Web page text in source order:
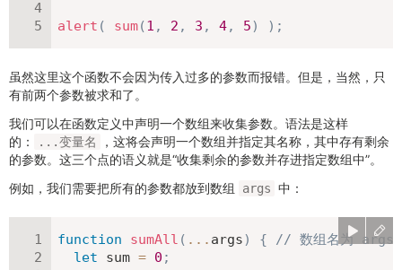
alert ( sum(1 , 2 , 3 , 4, 5) ) ;
虽然这里这个函数不会因为传入过多的参数而报错。但是，当然，只
有前两个参数被求和了。
我们可以在函数定义中声明一个数组来收集参数。语法是这样
的：
...变量名
，这将会声明一个数组并指定其名称，其中存有剩余
的参数。这三个点的语义就是“收集剩余的参数并存进指定数组中”。
例如，我们需要把所有的参数都放到数组
args 中：
function sumAll ( ... args) {
// 数组名为 args
let sum = 0 ;